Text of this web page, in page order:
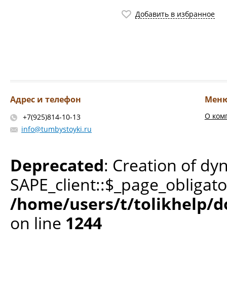
Добавить в избранное
Адрес и телефон
+7(925)814-10-13
info@tumbystoyki.ru
О
Deprecated: Creation of
/home/users/t/tolikhelp/
on line 1244